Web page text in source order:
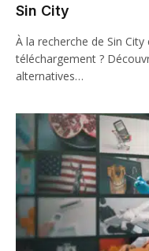
Sin City
À la recherche de Sin
téléchargement ?
alternatives…